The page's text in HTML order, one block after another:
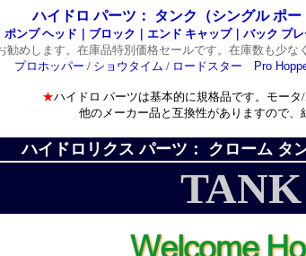
ハイドロ パーツ： タンク（シングル ポー
ンプ ヘッド｜ブロック｜エンド キャップ｜バック プ
勧めします。在庫品特別価格セールです。在庫数も少な
プロホッパー / ショウタイム / ロードスター
Pro
★ハイドロ パーツは基本的に規格品です。モータ/
他のメーカー品と互換性がありますので、
ハイドロリクス パーツ： クローム
TANK